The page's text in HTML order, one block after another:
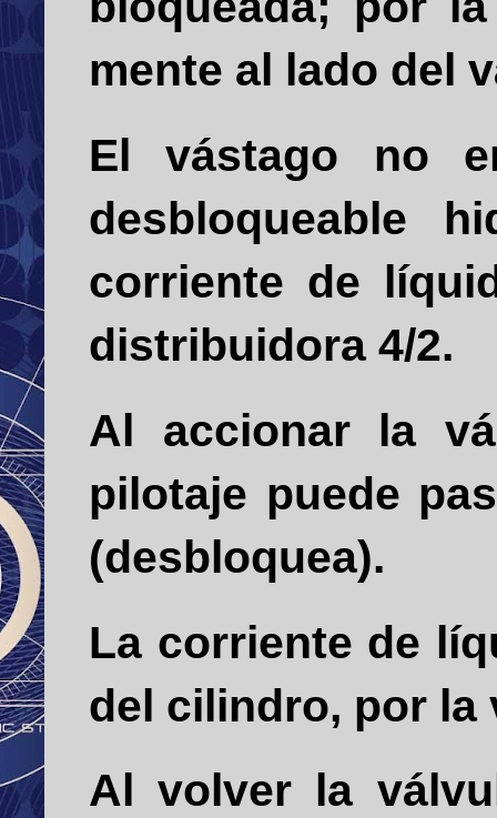
mente al lado del
El vástago no
desbloqueable
corriente de
distribuidora 4/2.
Al accionar la
pilotaje puede
(desbloquea).
La corriente de
del cilindro, por
Al volver la